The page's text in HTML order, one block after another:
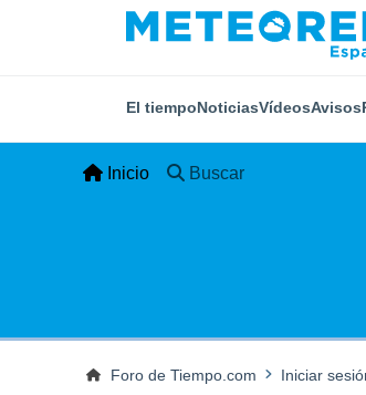
El tiempoNoticiasVídeosAvisos
Inicio Buscar
Foro de Tiempo.com Iniciar